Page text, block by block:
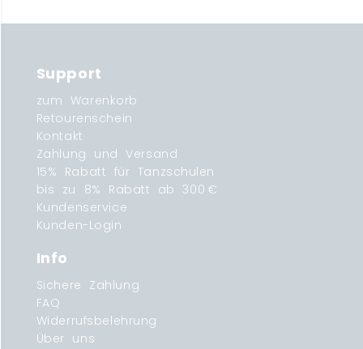
Support
zum Warenkorb
Retourenschein
Kontakt
Zahlung und Versand
15% Rabatt für Tanzschulen
bis zu 8% Rabatt ab 300 €
Kundenservice
Kunden-Login
Info
Sichere Zahlung
FAQ
Widerrufsbelehrung
Über uns